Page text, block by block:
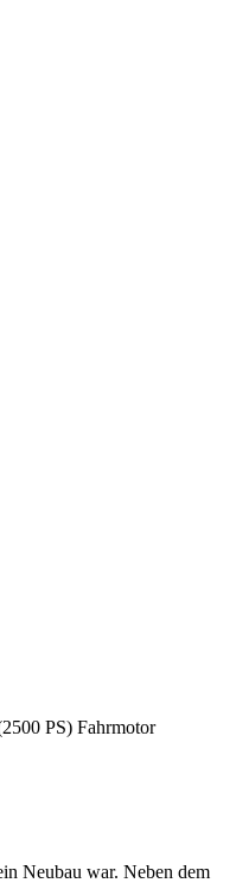
PS) Fahrmotor
Neubau war. Neben dem